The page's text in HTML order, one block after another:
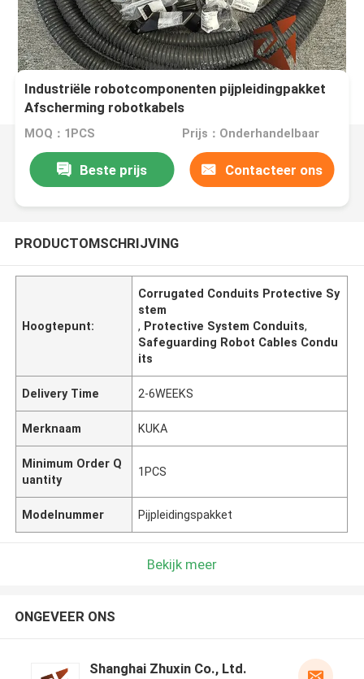
Industriële robotcomponenten pijpleidingpakket
Afscherming robotkabels
MOQ：1PCS Prijs：Onderhandelbaar
Beste prijs Contacteer ons
PRODUCTOMSCHRIJVING
Hoogtepunt:
Corrugated Conduits Protective Sy
stem
, Protective System Conduits,
Safeguarding Robot Cables Condu
its
Delivery Time 2-6WEEKS
Merknaam KUKA
Minimum Order Q
uantity
1PCS
Modelnummer Pijpleidingspakket
Bekijk meer
ONGEVEER ONS
Shanghai Zhuxin Co., Ltd.